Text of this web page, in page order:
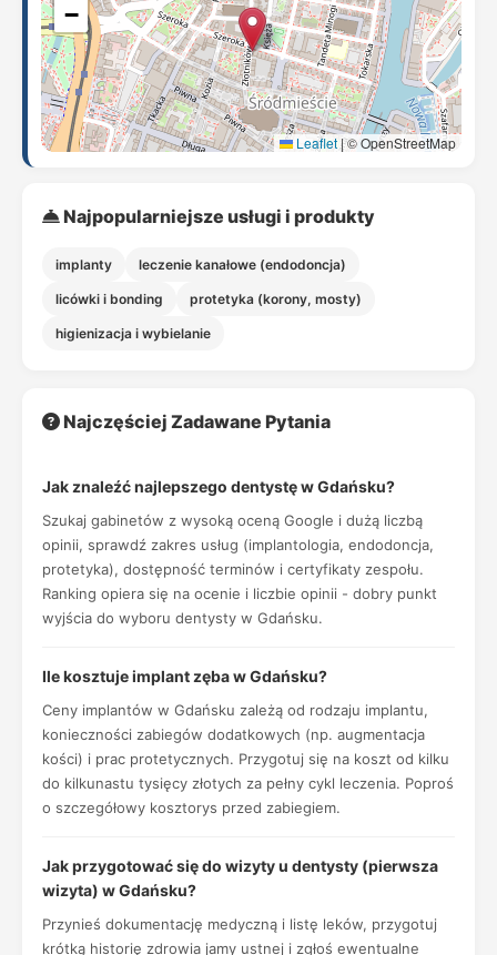
−
Leaflet|© OpenStreetMap
Najpopularniejsze usługi i produkty
implanty leczenie kanałowe (endodoncja)
licówki i bonding protetyka (korony, mosty)
higienizacja i wybielanie
Najczęściej Zadawane Pytania
Jak znaleźć najlepszego dentystę w Gdańsku?
Szukaj gabinetów z wysoką oceną Google i dużą liczbą
opinii, sprawdź zakres usług (implantologia, endodoncja,
protetyka), dostępność terminów i certyfikaty zespołu.
Ranking opiera się na ocenie i liczbie opinii - dobry punkt
wyjścia do wyboru dentysty w Gdańsku.
Ile kosztuje implant zęba w Gdańsku?
Ceny implantów w Gdańsku zależą od rodzaju implantu,
konieczności zabiegów dodatkowych (np. augmentacja
kości) i prac protetycznych. Przygotuj się na koszt od kilku
do kilkunastu tysięcy złotych za pełny cykl leczenia. Poproś
o szczegółowy kosztorys przed zabiegiem.
Jak przygotować się do wizyty u dentysty (pierwsza
wizyta) w Gdańsku?
Przynieś dokumentację medyczną i listę leków, przygotuj
krótką historię zdrowia jamy ustnej i zgłoś ewentualne